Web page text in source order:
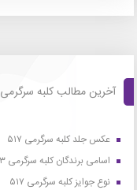
آخرین مطالب کلبه سرگرمی
عکس جلد کلبه سرگرمی ۵۱۷
اسامی برندگان کلبه سرگرمی ۵۱۳
نوع جوایز کلبه سرگرمی ۵۱۷